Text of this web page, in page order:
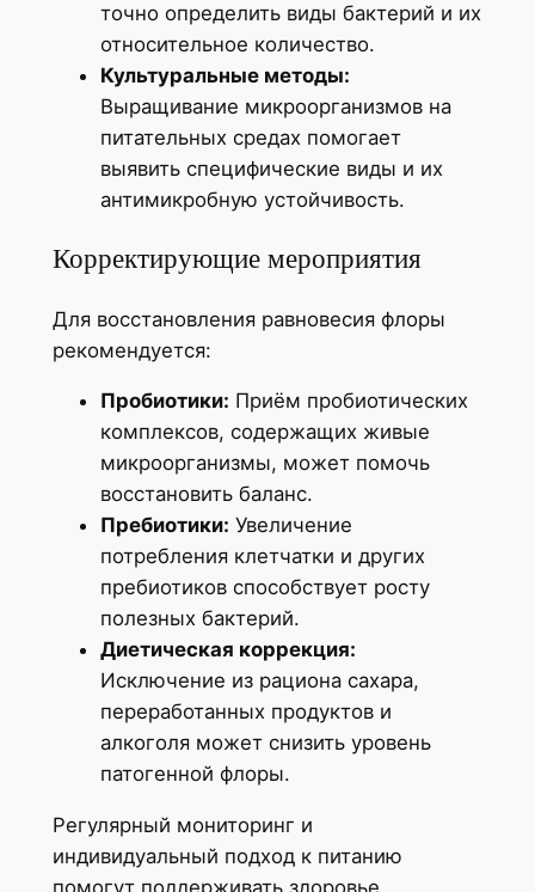
точно определить виды бактерий и их
относительное количество.
Культуральные методы:
Выращивание микроорганизмов на
питательных средах помогает
выявить специфические виды и их
антимикробную устойчивость.
Корректирующие мероприятия
Для восстановления равновесия флоры
рекомендуется:
Пробиотики: Приём пробиотических
комплексов, содержащих живые
микроорганизмы, может помочь
восстановить баланс.
Пребиотики: Увеличение
потребления клетчатки и других
пребиотиков способствует росту
полезных бактерий.
Диетическая коррекция:
Исключение из рациона сахара,
переработанных продуктов и
алкоголя может снизить уровень
патогенной флоры.
Регулярный мониторинг и
индивидуальный подход к питанию